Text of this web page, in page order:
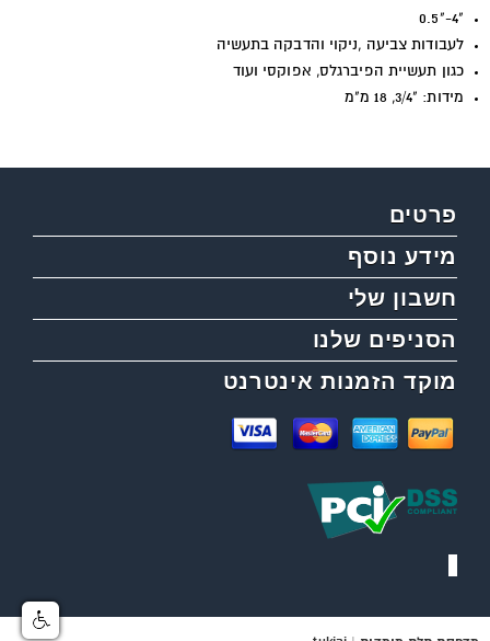
"4-"0.5
לעבודות צביעה ,ניקוי והדבקה בתעשיה
כגון תעשיית הפיברגלס, אפוקסי ועוד
מידות: "3/4, 18 מ"מ
פרטים
מידע נוסף
חשבון שלי
הסניפים שלנו
מוקד הזמנות אינטרנט